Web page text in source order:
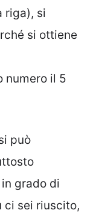
riga), si
si ottiene
numero il 5
può
grado di
ci sei riuscito,